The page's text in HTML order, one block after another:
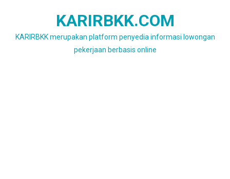
KARIRBKK.COM
KARIRBKK merupakan platform penyedia informasi lowongan
pekerjaan berbasis online